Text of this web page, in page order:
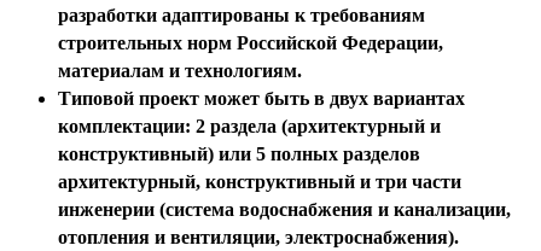
разработки адаптированы к требованиям
строительных норм Российской Федерации,
материалам и технологиям.
Типовой проект может быть в двух вариантах
комплектации: 2 раздела (архитектурный и
конструктивный) или 5 полных разделов
архитектурный, конструктивный и три части
инженерии (система водоснабжения и канализации,
отопления и вентиляции, электроснабжения).